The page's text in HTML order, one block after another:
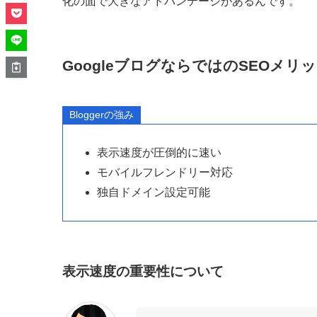
GoogleブログならではのSEOメリ
Bloggerの強み
表示速度が圧倒的に速い
モバイルフレンドリー対応
独自ドメイン設定可能
表示速度の重要性について